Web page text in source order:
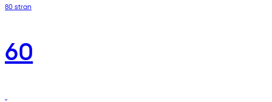
80 stran
60